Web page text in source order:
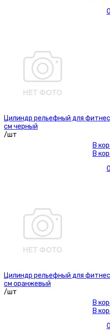
0
Цилиндр рельефный для
см черный
/шт
В
В
0
Цилиндр рельефный для
см оранжевый
/шт
В
В
0